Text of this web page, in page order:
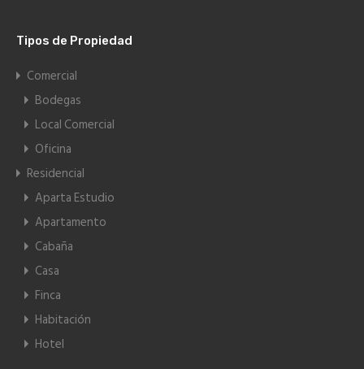
Tipos de Propiedad
Comercial
Bodegas
Local Comercial
Oficina
Residencial
Aparta Estudio
Apartamento
Cabaña
Casa
Finca
Habitación
Hotel